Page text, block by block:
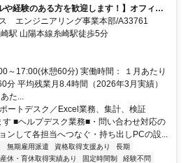
経験のある方を歓迎します！】オフィス
作成可能な方サーバに詳しい知識（経験）
エンジニアリング事業本部/A33761
交通アクセス 最寄駅：糸崎駅 山陽本線糸崎駅徒歩5分
～17:00(休憩60分) 実働時間： １月あたり
分 平均残業月8.4時間（2026年3月実績）
た...
ートデスク／Excel業務、集計、検証
■ヘルプデスク業務■・問い合わせ対応の
ンして各担当へつなぐ・持ち出しPCの設...
無期雇用派遣 資格取得支援あり
長期
産休・育休取得実績あり 固定時間制
経験不問